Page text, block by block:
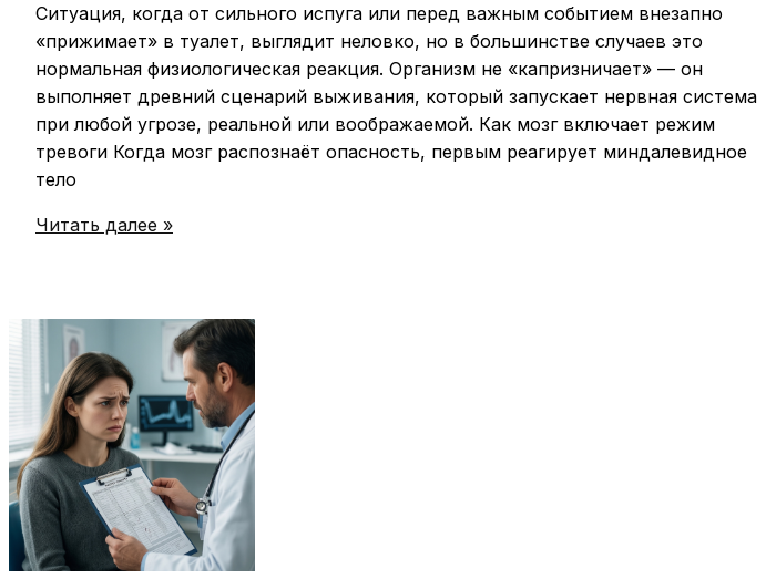
Ситуация, когда от сильного испуга или перед важным событием внезапно
«прижимает» в туалет, выглядит неловко, но в большинстве случаев это
нормальная физиологическая реакция. Организм не «капризничает» — он
выполняет древний сценарий выживания, который запускает нервная система
при любой угрозе, реальной или воображаемой. Как мозг включает режим
тревоги Когда мозг распознаёт опасность, первым реагирует миндалевидное
тело
Почему
страхе
резко
хочется
в
туалет
и
когда
это
норма
Читать далее »